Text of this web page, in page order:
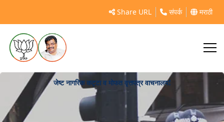
Share URL संपर्क मराठी
जेष्ट नागरिक कट्टा व मोफत वृत्तपत्र वाचनालय!